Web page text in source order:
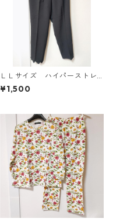
ＬＬサイズ ハイパーストレ
ッチ センタープレスパン
ツ ブラック KAE-4704
¥1,500